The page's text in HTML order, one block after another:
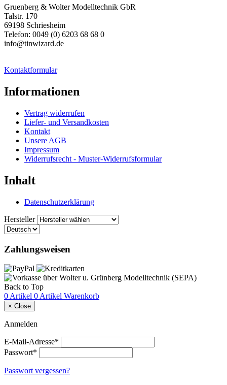
Gruenberg & Wolter Modelltechnik GbR
Talstr. 170
69198 Schriesheim
Telefon: 0049 (0) 6203 68 68 0
info@tinwizard.de
Kontaktformular
Informationen
Vertrag widerrufen
Liefer- und Versandkosten
Kontakt
Unsere AGB
Impressum
Widerrufsrecht - Muster-Widerrufsformular
Inhalt
Datenschutzerklärung
Hersteller
Zahlungsweisen
Back to Top
0 Artikel 0 Artikel Warenkorb
× Close
Anmelden
E-Mail-Adresse*
Passwort*
Passwort vergessen?